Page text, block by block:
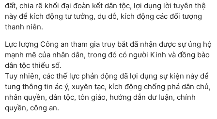
đất, chia rẽ khối đại đoàn kết dân tộc, lợi dụng lời tuyên thệ
này để kích động tư tưởng, dụ dỗ, kích động các đối tượng
thanh niên.
Lực lượng Công an tham gia truy bắt đã nhận được sự ủng hộ
mạnh mẽ của nhân dân, trong đó có người Kinh và đồng bào
dân tộc thiểu số.
Tuy nhiên, các thế lực phản động đã lợi dụng sự kiện này để
tung thông tin ác ý, xuyên tạc, kích động chống phá dân chủ,
nhân quyền, dân tộc, tôn giáo, hướng dẫn dư luận, chính
quyền, công an.